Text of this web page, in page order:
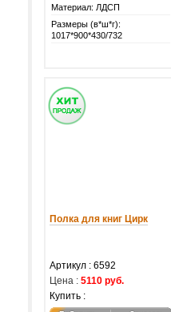
Материал: ЛДСП
Размеры (в*ш*г):
1017*900*430/732
Полка для книг Цирк
Артикул : 6592
Цена : 5110 руб.
Купить :